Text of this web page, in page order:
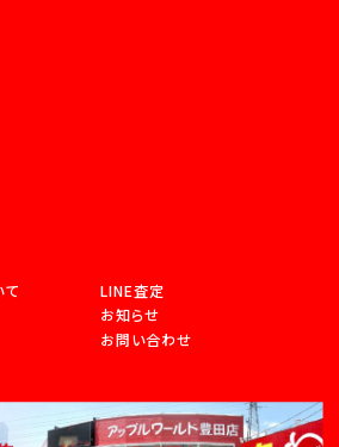
て
LINE査定
お知らせ
お問い合わせ